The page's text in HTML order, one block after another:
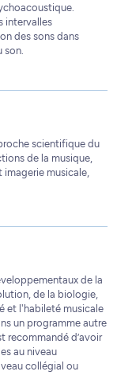
intervalles
des sons dans
son.
scientifique du
de la musique,
musicale,
de la
de la biologie,
et l'habileté musicale
un programme autre
recommandé d’avoir
au niveau
collégial ou